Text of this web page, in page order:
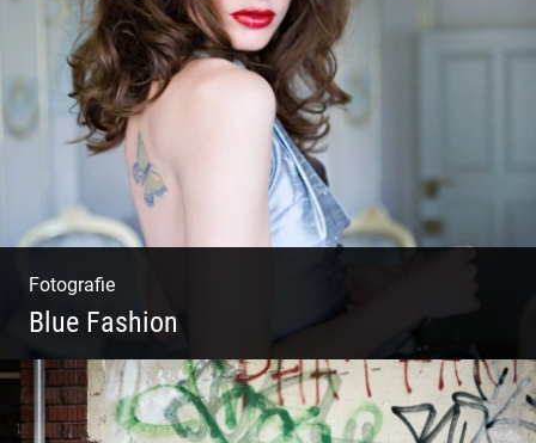
Ein herzliches Team
Fotografie
Blue Fashion
Blue Fashion